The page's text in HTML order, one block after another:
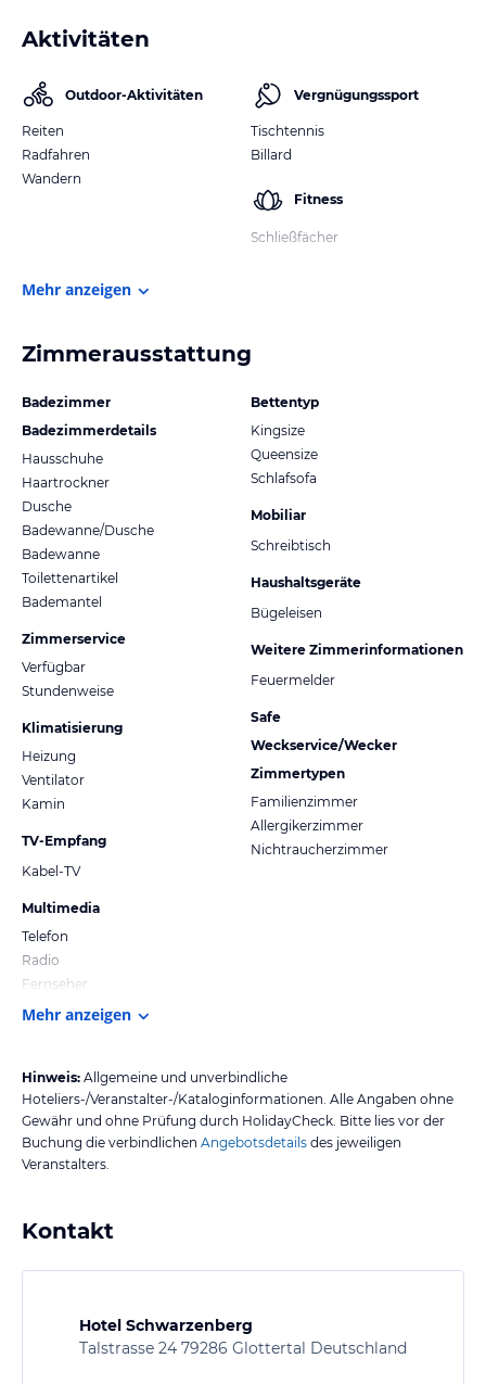
Aktivitäten
Outdoor-Aktivitäten
Reiten
Radfahren
Wandern
Vergnügungssport
Tischtennis
Billard
Fitness
Schließfächer
Mehr anzeigen
Zimmerausstattung
Badezimmer
Badezimmerdetails
Hausschuhe
Haartrockner
Dusche
Badewanne/Dusche
Badewanne
Toilettenartikel
Bademantel
Zimmerservice
Verfügbar
Stundenweise
Klimatisierung
Heizung
Ventilator
Kamin
TV-Empfang
Kabel-TV
Multimedia
Telefon
Radio
Fernseher
Bettentyp
Kingsize
Queensize
Schlafsofa
Mobiliar
Schreibtisch
Haushaltsgeräte
Bügeleisen
Weitere Zimmerinformationen
Feuermelder
Safe
Weckservice/Wecker
Zimmertypen
Familienzimmer
Allergikerzimmer
Nichtraucherzimmer
Mehr anzeigen
Hinweis: Allgemeine und unverbindliche
Hoteliers-/Veranstalter-/Kataloginformationen. Alle Angaben ohne
Gewähr und ohne Prüfung durch HolidayCheck. Bitte lies vor der
Buchung die verbindlichen Angebotsdetails des jeweiligen
Veranstalters.
Kontakt
Hotel Schwarzenberg
Talstrasse 24 79286 Glottertal Deutschland